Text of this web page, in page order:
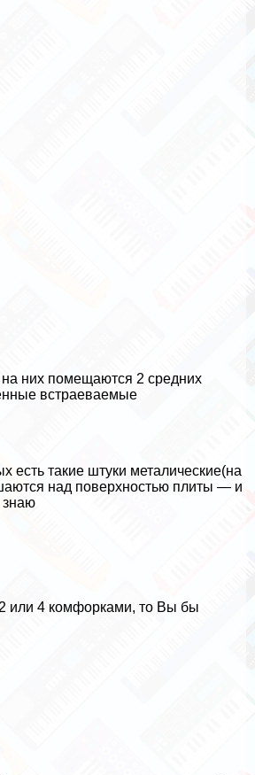
них помещаются 2 средних
встраеваемые
такие штуки металические(на
над поверхностью плиты — и
знаю
или 4 комфорками, то Вы бы